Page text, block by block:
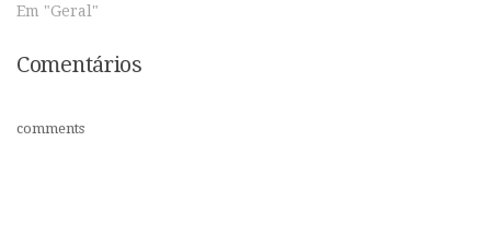
Em "Geral"
Comentários
comments